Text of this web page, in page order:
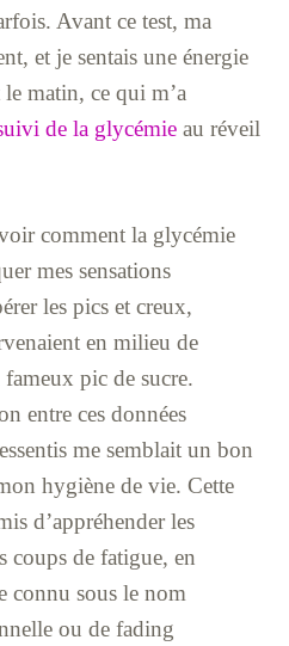
Avant ce test, ma
et je sentais une énergie
matin, ce qui m’a
de la glycémie au réveil
comment la glycémie
mes sensations
les pics et creux,
en milieu de
pic de sucre.
entre ces données
me semblait un bon
hygiène de vie. Cette
d’appréhender les
coups de fatigue, en
connu sous le nom
ou de fading